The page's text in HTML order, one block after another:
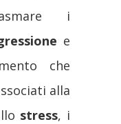
i
e
che
alla
stress, i